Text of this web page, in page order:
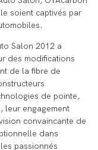
soient captivés par
Salon 2012 a
des modifications
de la fibre de
de pointe,
leur engagement
convaincante de
dans
passionnés